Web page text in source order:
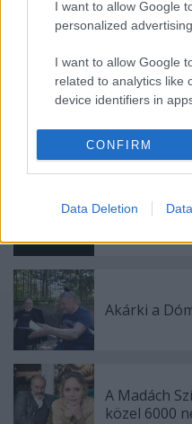
I want to allow Google
personalized advertising.
I want to allow Google
related to analytics like
device identifiers in
related to functionality
related to
I want to allow Google
related to security,
functionality and fraud
user protection.
CONFIRM
Data Deletion
Ajánlott bejegyzések:
hete
Nagy
Akárki a
A Madách
közel 6000